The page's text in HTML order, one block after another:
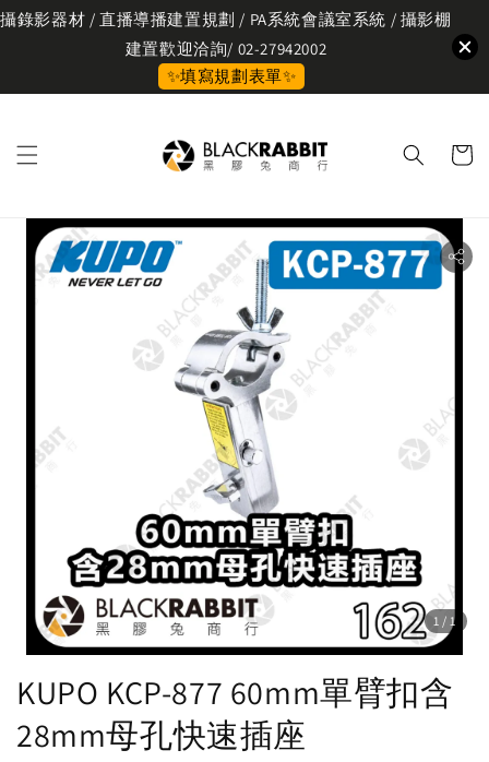
攝錄影器材 / 直播導播建置規劃 / PA系統會議室系統 / 攝影棚
建置歡迎洽詢/ 02-27942002
✨填寫規劃表單✨
1 /1
KUPO KCP-877 60mm單臂扣含
28mm母孔快速插座